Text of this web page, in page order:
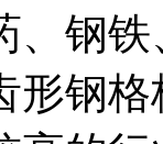
、钢
形钢